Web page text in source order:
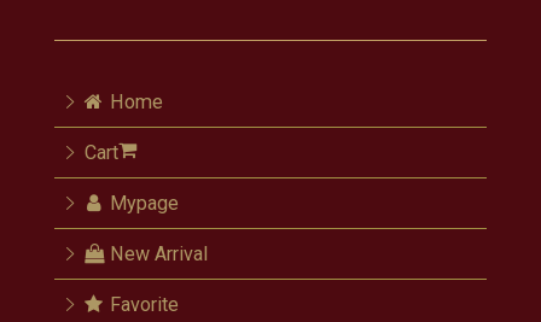
Home
Cart
Mypage
New Arrival
Favorite